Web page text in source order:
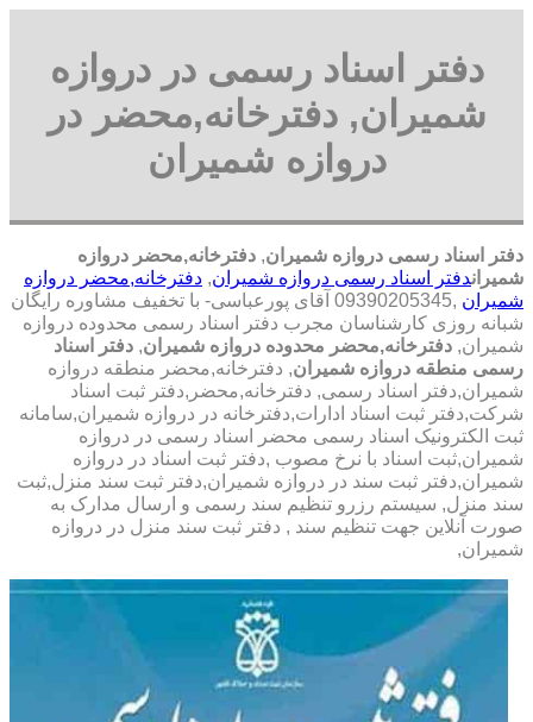
دفتر اسناد رسمی در دروازه
شمیران, دفترخانه,محضر در
دروازه شمیران
دفتر اسناد رسمی دروازه شمیران, دفترخانه,محضر دروازه
شمیراندفتر اسناد رسمی دروازه شمیران, دفترخانه,محضر دروازه
شمیران
,09390205345 آقای پورعباسی- با تخفیف مشاوره رايگان
شبانه روزی کارشناسان مجرب دفتر اسناد رسمی محدوده دروازه
شمیران, دفترخانه,محضر محدوده دروازه شمیران, دفتر اسناد
رسمی منطقه دروازه شمیران, دفترخانه,محضر منطقه دروازه
شمیران,دفتر اسناد رسمی, دفترخانه,محضر,دفتر ثبت اسناد
شرکت,دفتر ثبت اسناد ادارات,دفترخانه در دروازه شمیران,سامانه
ثبت الکترونیک اسناد رسمی محضر اسناد رسمی در دروازه
شمیران,ثبت اسناد با نرخ مصوب ,دفتر ثبت اسناد در دروازه
شمیران,دفتر ثبت سند در دروازه شمیران,دفتر ثبت سند منزل,ثبت
سند منزل, سیستم رزرو تنظیم سند رسمی و ارسال مدارک به
صورت آنلاین جهت تنظیم سند , دفتر ثبت سند منزل در دروازه
شمیران,